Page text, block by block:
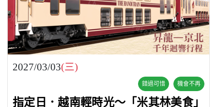
2027/03/03(三)
錯過可惜 機會不再
指定日．越南輕時光～「米其林美食」